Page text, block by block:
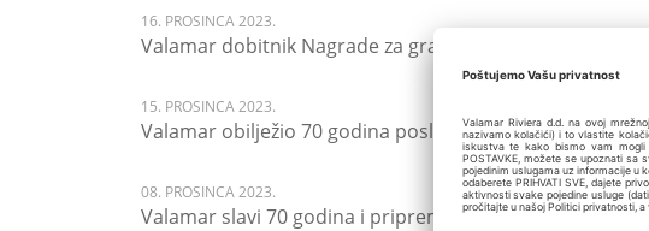
16. PROSINCA 2023.
Valamar dobitnik Nagrade za građenje povjerenja
15. PROSINCA 2023.
Valamar obilježio 70 godina poslovanja
08. PROSINCA 2023.
Valamar slavi 70 godina i priprema čarobnu i zabavnu